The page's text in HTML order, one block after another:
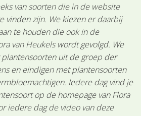
van soorten die in de website
vinden zijn. We kiezen er daarbij
te houden die ook in de
van Heukels wordt gevolgd. We
uit de groep der
en eindigen met plantensoorten
Iedere dag vind je
op de homepage van Flora
iedere dag de video van deze